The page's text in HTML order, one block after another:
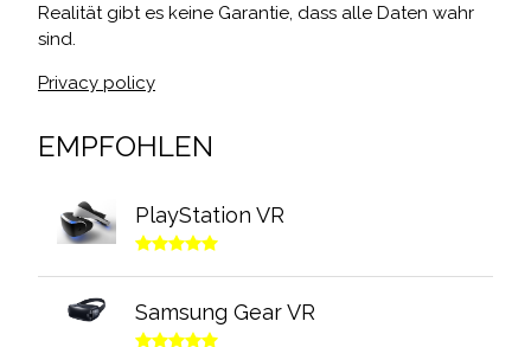
Realität gibt es keine Garantie, dass alle Daten wahr
sind.
Privacy policy
EMPFOHLEN
PlayStation VR
Samsung Gear VR